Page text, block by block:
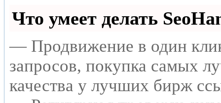
Что умеет делать
— Продвижение в один
запросов, покупка самых
качества у лучших бирж